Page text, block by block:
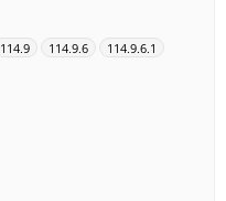
114.9 114.9.6
114.9.6.1